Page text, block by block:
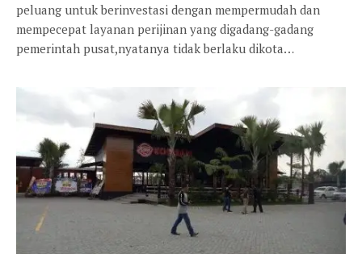
peluang untuk berinvestasi dengan mempermudah dan
mempecepat layanan perijinan yang digadang-gadang
pemerintah pusat,nyatanya tidak berlaku dikota…